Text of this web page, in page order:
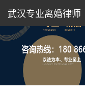
武汉专业离婚律师